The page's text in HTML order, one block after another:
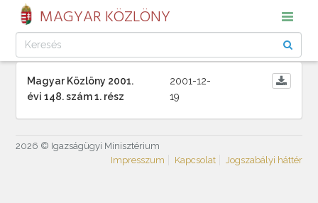
MAGYAR KÖZLÖNY
Magyar Közlöny 2001.
évi 148. szám 1. rész
2001-12-
19
2026 © Igazságügyi Minisztérium
Impresszum
Kapcsolat Jogszabályi háttér